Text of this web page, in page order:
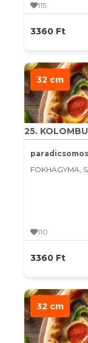
115
3360 Ft
32 cm
25.
FOKHAGYMA,
110
3360 Ft
32 cm